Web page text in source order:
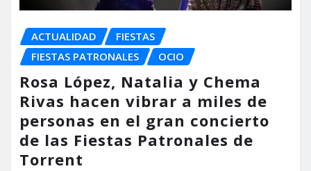
ACTUALIDAD
FIESTAS
FIESTAS PATRONALES
OCIO
Rosa López, Natalia y Chema
Rivas hacen vibrar a miles de
personas en el gran concierto
de las Fiestas Patronales de
Torrent